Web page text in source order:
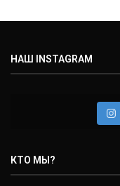
НАШ INSTAGRAM
КТО МЫ?